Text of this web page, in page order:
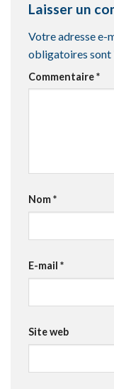
Laisser un
Votre adresse e-
obligatoires sont
Commentaire*
Nom*
E-mail *
Site web